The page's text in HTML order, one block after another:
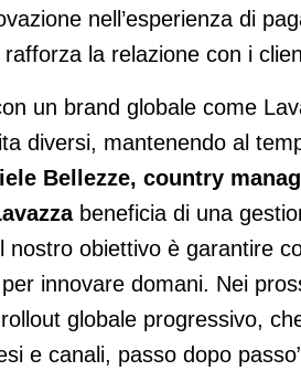
nell’esperienza di
la relazione con i
un brand globale come
diversi, mantenendo al
Bellezze, country
beneficia di una
nostro obiettivo è garantire
innovare domani. Nei
globale progressivo,
e canali, passo dopo